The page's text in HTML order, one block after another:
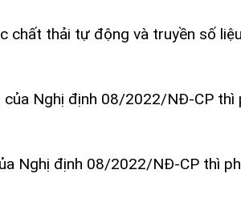
chất thải tự động và truyền số
Nghị định 08/2022/NĐ-CP thì
Nghị định 08/2022/NĐ-CP thì